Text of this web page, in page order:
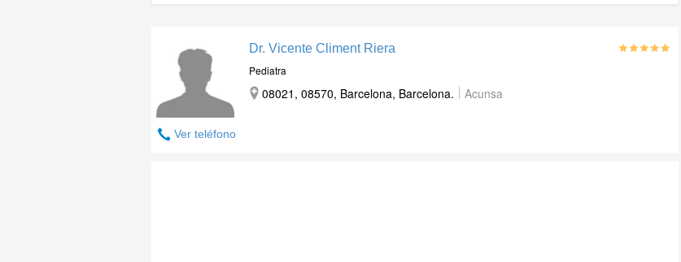
Ver teléfono
Dr. Vicente Climent Riera
Pediatra
08021, 08570, Barcelona, Barcelona. Acunsa